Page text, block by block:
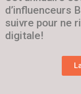
d’influenceurs
suivre pour ne
digitale!